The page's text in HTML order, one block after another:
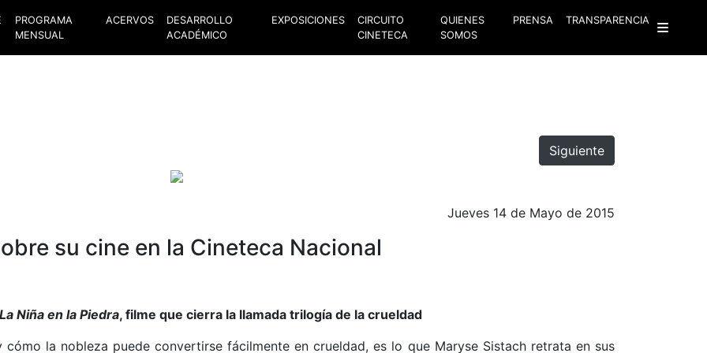
PROGRAMA
MENSUAL
ACERVOS
DESARROLLO
ACADÉMICO
EXPOSICIONES
CIRCUITO
CINETECA
QUIENES
SOMOS
PRENSA TRANSPARENCIA
Siguiente
Jueves 14 de Mayo de 2015
su cine en la Cineteca Nacional
La Niña en la Piedra, filme que cierra la llamada trilogía de la crueldad
la nobleza puede convertirse fácilmente en crueldad, es lo que Maryse Sistach retrata en sus